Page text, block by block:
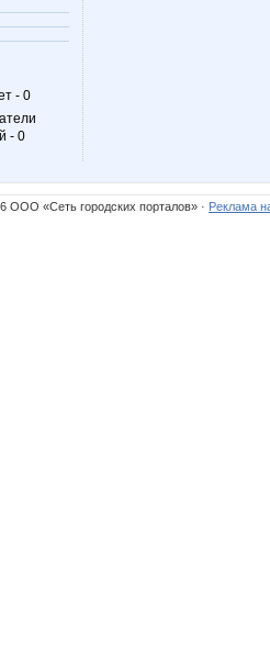
- 0
- 0
ООО «Сеть городских порталов» · Реклама